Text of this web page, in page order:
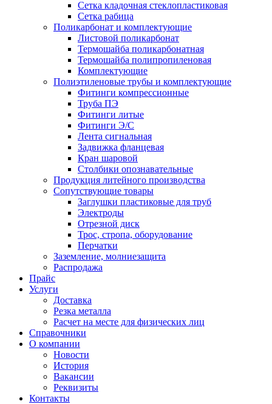
Сетка кладочная стеклопластиковая
Сетка рабица
Поликарбонат и комплектующие
Листовой поликарбонат
Термошайба поликарбонатная
Термошайба полипропиленовая
Комплектующие
Полиэтиленовые трубы и комплектующие
Фитинги компрессионные
Труба ПЭ
Фитинги литые
Фитинги Э/С
Лента сигнальная
Задвижка фланцевая
Кран шаровой
Столбики опознавательные
Продукция литейного производства
Сопутствующие товары
Заглушки пластиковые для труб
Электроды
Отрезной диск
Трос, стропа, оборудование
Перчатки
Заземление, молниезащита
Распродажа
Прайс
Услуги
Доставка
Резка металла
Расчет на месте для физических лиц
Справочники
О компании
Новости
История
Вакансии
Реквизиты
Контакты